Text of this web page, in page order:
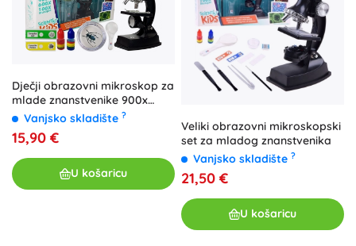
Dječji obrazovni mikroskop za
mlade znanstvenike 900x
600x 100x
Vanjsko skladište ?
15,90 €
U košaricu
Veliki obrazovni mikroskopski
set za mladog znanstvenika
Vanjsko skladište ?
21,50 €
U košaricu